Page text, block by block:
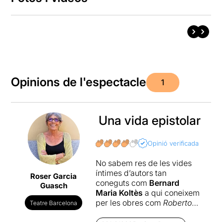
Opinions de l'espectacle 1
Roser Garcia
Guasch
Teatre Barcelona
Una vida epistolar
Opinió verificada
No sabem res de les vides
íntimes d’autors tan
coneguts com Bernard
Maria Koltès a qui coneixem
per les obres com Roberto